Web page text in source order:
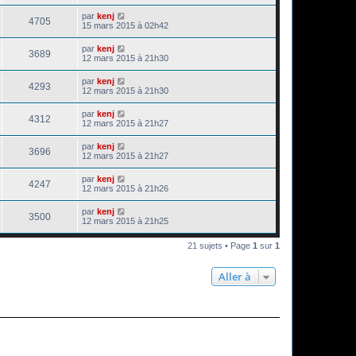
4705 par kenj
15 mars 2015 à 02h42
3689 par kenj
12 mars 2015 à 21h30
4293 par kenj
12 mars 2015 à 21h30
4312 par kenj
12 mars 2015 à 21h27
3696 par kenj
12 mars 2015 à 21h27
4247 par kenj
12 mars 2015 à 21h26
3500 par kenj
12 mars 2015 à 21h25
21 sujets • Page 1 sur 1
Aller à